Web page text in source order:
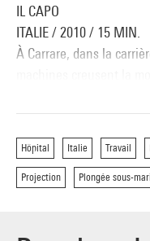
IL CAPO
ITALIE / 2010 / 15 MIN.
À Carrare, dans la
machines creusent la
signes. Le film en fait le
démiurge d’un monde
au doigt et à l’oeil ».
PIATTAFORMA LUNA
Hôpital Italie Travail
Projection Plongée sous-